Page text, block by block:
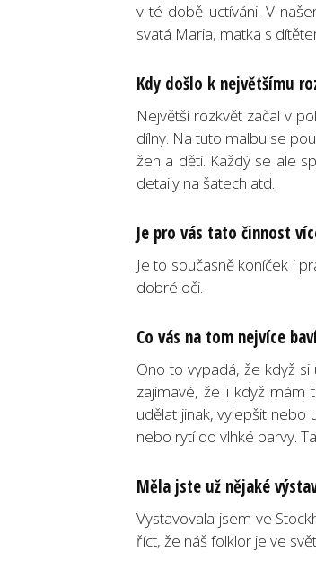
v té době uctíváni. V
svatá Maria, matka s
Kdy došlo k největšímu
Největší rozkvět začal v
dílny. Na tuto malbu se
žen a dětí. Každý se ale
detaily na šatech atd.
Je pro vás tato činnost
Je to současně koníček i
dobré oči.
Co vás na tom nejvíce
Ono to vypadá, že když
zajímavé, že i když mám
udělat jinak, vylepšit
nebo rytí do vlhké barvy.
Měla jste už nějaké
Vystavovala jsem ve
říct, že náš folklor je ve